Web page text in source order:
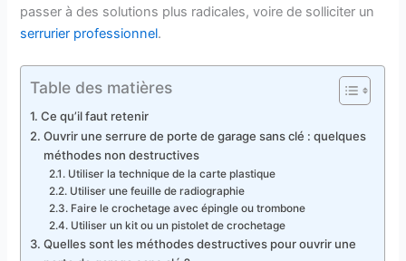
passer à des solutions plus radicales, voire de solliciter un
serrurier professionnel.
Table des matières
Ce qu’il faut retenir
Ouvrir une serrure de porte de garage sans clé : quelques
méthodes non destructives
Utiliser la technique de la carte plastique
Utiliser une feuille de radiographie
Faire le crochetage avec épingle ou trombone
Utiliser un kit ou un pistolet de crochetage
Quelles sont les méthodes destructives pour ouvrir une